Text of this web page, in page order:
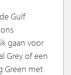
Gulf
gaan voor
Grey of een
Green met